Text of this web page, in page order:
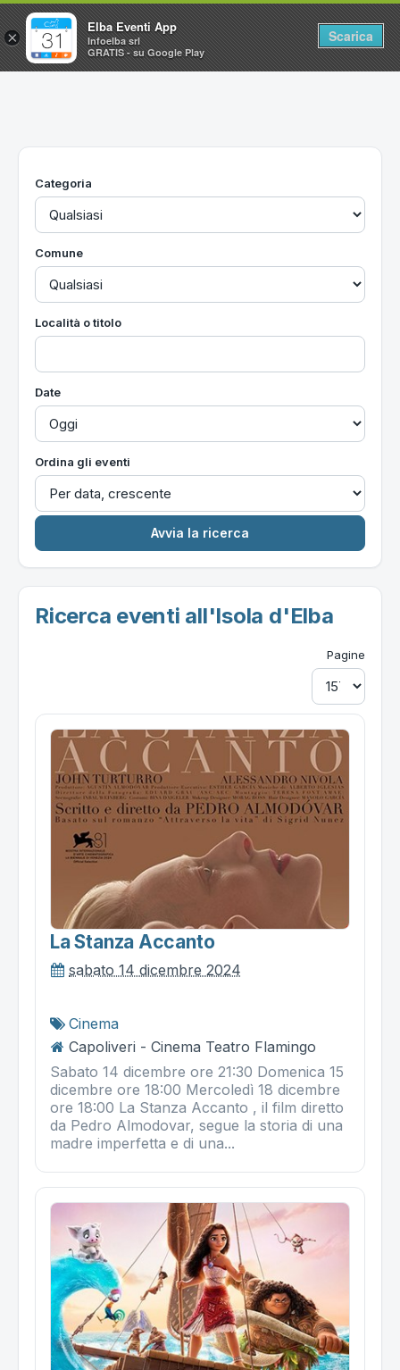
Home
Utilità
Categoria
Comune
Località o titolo
Date
Ordina gli eventi
Ricerca eventi all'Isola d'Elba
Pagine
La Stanza Accanto
sabato 14 dicembre 2024
Cinema
Capoliveri - Cinema Teatro Flamingo
Sabato 14 dicembre ore 21:30 Domenica 15
dicembre ore 18:00 Mercoledì 18 dicembre
ore 18:00 La Stanza Accanto , il film diretto
da Pedro Almodovar, segue la storia di una
madre imperfetta e di una...
×
Elba Eventi App
Infoelba srl
GRATIS - su Google Play
Scarica